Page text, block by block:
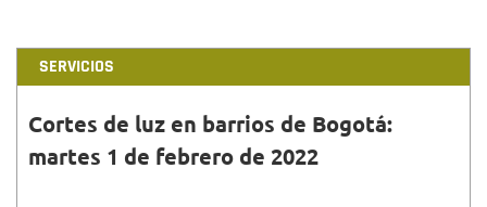
SERVICIOS
Cortes de luz en barrios de Bogotá:
martes 1 de febrero de 2022